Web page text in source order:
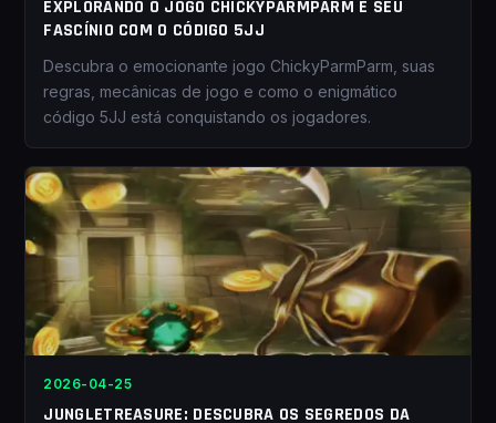
EXPLORANDO O JOGO CHICKYPARMPARM E SEU
FASCÍNIO COM O CÓDIGO 5JJ
Descubra o emocionante jogo ChickyParmParm, suas
regras, mecânicas de jogo e como o enigmático
código 5JJ está conquistando os jogadores.
2026-04-25
JUNGLETREASURE: DESCUBRA OS SEGREDOS DA